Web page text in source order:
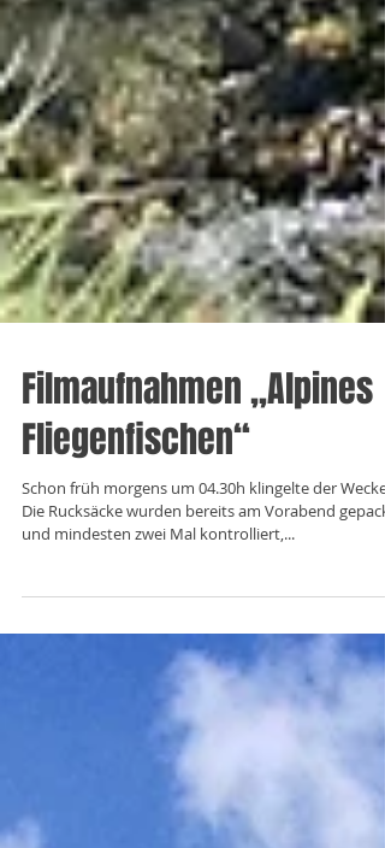
Filmaufnahmen „Alpines
Fliegenfischen“
Schon früh morgens um 04.30h klingelte der Wecker.
und mindesten zwei Mal kontrolliert,...